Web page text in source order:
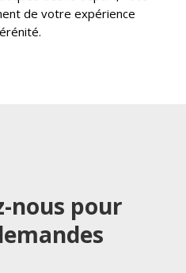
de votre expérience
nous pour